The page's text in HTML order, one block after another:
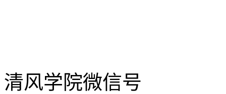
清风学院微信号